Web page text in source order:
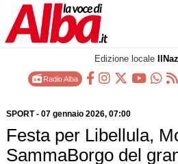
Edizione locale
Radio Alba
SPORT- 07 gennaio 2026, 07:00
Festa per Libellula,
SammaBorgo del